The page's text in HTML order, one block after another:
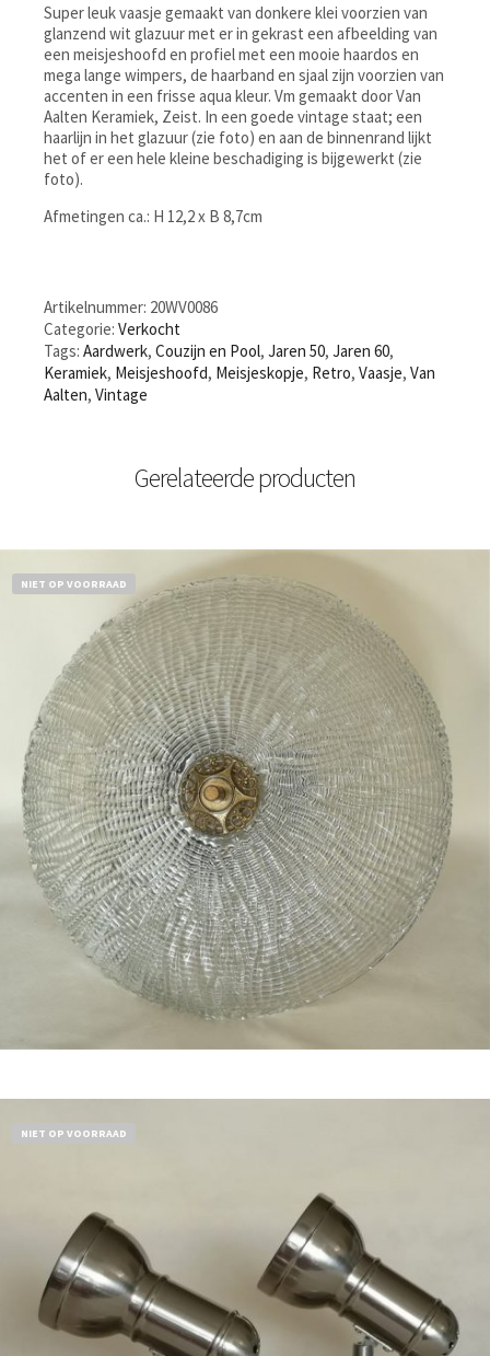
Super leuk vaasje gemaakt van donkere klei voorzien van
glanzend wit glazuur met er in gekrast een afbeelding van
een meisjeshoofd en profiel met een mooie haardos en
mega lange wimpers, de haarband en sjaal zijn voorzien van
accenten in een frisse aqua kleur. Vm gemaakt door Van
Aalten Keramiek, Zeist. In een goede vintage staat; een
haarlijn in het glazuur (zie foto) en aan de binnenrand lijkt
het of er een hele kleine beschadiging is bijgewerkt (zie
foto).
Afmetingen ca.: H 12,2 x B 8,7cm
Artikelnummer: 20WV0086
Categorie: Verkocht
Tags: Aardwerk, Couzijn en Pool, Jaren 50, Jaren 60,
Keramiek, Meisjeshoofd, Meisjeskopje, Retro, Vaasje, Van
Aalten, Vintage
Gerelateerde producten
NIET OP VOORRAAD
NIET OP VOORRAAD